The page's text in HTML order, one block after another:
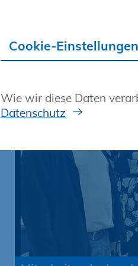
Cookie-
Wie wir diese Daten
Datenschutz